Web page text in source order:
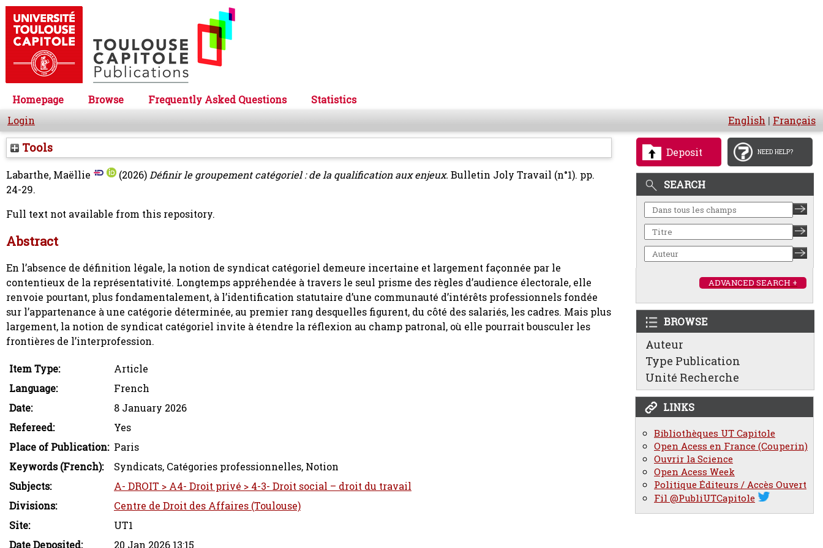
Homepage Browse Frequently Asked Questions
Statistics
Login
English | Français
Deposit NEED HELP?
SEARCH
ADVANCED SEARCH +
BROWSE
Auteur
Type Publication
Unité Recherche
LINKS
Bibliothèques UT Capitole
Open Acess en France (Couperin)
Ouvrir la Science
Open Acess Week
Politique Éditeurs / Accès Ouvert
Fil @PubliUTCapitole
Tools
Labarthe, Maëllie (2026)Définir le groupement catégoriel : de la qualification aux enjeux. Bulletin Joly Travail (n°1). pp.
24-29.
Full text not available from this repository.
Abstract
En l’absence de définition légale, la notion de syndicat catégoriel demeure incertaine et largement façonnée par le
contentieux de la représentativité. Longtemps appréhendée à travers le seul prisme des règles d’audience électorale, elle
renvoie pourtant, plus fondamentalement, à l’identification statutaire d’une communauté d’intérêts professionnels fondée
sur l’appartenance à une catégorie déterminée, au premier rang desquelles figurent, du côté des salariés, les cadres. Mais plus
largement, la notion de syndicat catégoriel invite à étendre la réflexion au champ patronal, où elle pourrait bousculer les
frontières de l’interprofession.
Item Type:
Article
Language:
French
Date:
8 January 2026
Refereed:
Yes
Place of Publication: Paris
Keywords (French):
Syndicats, Catégories professionnelles, Notion
Subjects:
A- DROIT > A4- Droit privé > 4-3- Droit social – droit du travail
Divisions:
Centre de Droit des Affaires (Toulouse)
Site:
UT1
Date Deposited:
20 Jan 2026 13:15